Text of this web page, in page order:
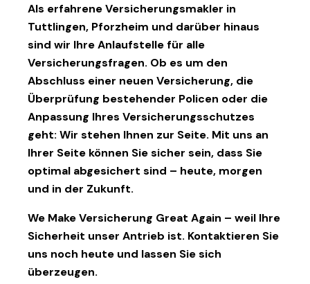
Als erfahrene Versicherungsmakler in
Tuttlingen, Pforzheim und darüber hinaus
sind wir Ihre Anlaufstelle für alle
Versicherungsfragen. Ob es um den
Abschluss einer neuen Versicherung, die
Überprüfung bestehender Policen oder die
Anpassung Ihres Versicherungsschutzes
geht: Wir stehen Ihnen zur Seite. Mit uns an
Ihrer Seite können Sie sicher sein, dass Sie
optimal abgesichert sind – heute, morgen
und in der Zukunft.
We Make Versicherung Great Again – weil Ihre
Sicherheit unser Antrieb ist. Kontaktieren Sie
uns noch heute und lassen Sie sich
überzeugen.